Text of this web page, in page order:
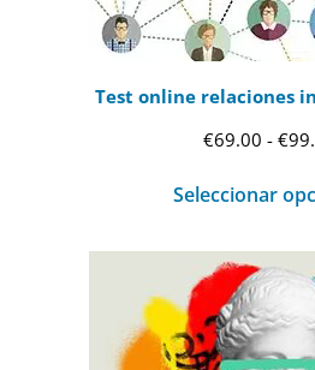
Test online relaciones
€69.00 - €
Seleccionar